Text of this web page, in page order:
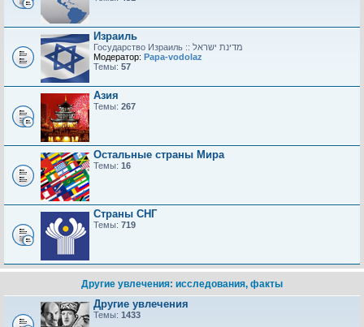
Израиль
Модератор: Papa-vodolaz
Темы: 57
Азия
Темы: 267
Остальные страны Мира
Темы: 16
Страны СНГ
Темы: 719
Другие увлечения: исследования, факты
Другие увлечения
Темы: 1433